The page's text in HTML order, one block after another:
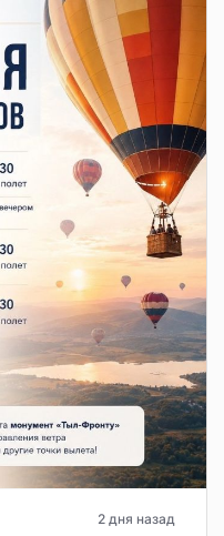
2 дня назад